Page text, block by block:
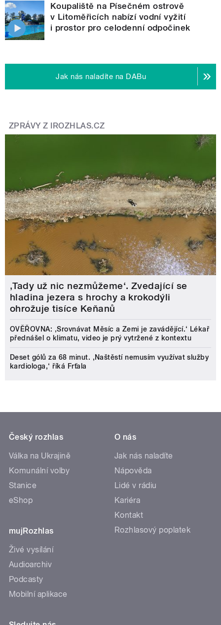
Koupaliště na Písečném ostrově
v Litoměřicích nabízí vodní vyžití
i prostor pro celodenní odpočinek
Jak nás naladíte na DABu
ZPRÁVY Z IROZHLAS.CZ
‚Tady už nic nezmůžeme‘. Zvedající se
hladina jezera s hrochy a krokodýli
ohrožuje tisíce Keňanů
OVĚŘOVNA: ‚Srovnávat Měsíc a Zemi je zavádějící.‘ Lékař
přednášel o klimatu, video je prý vytržené z kontextu
Deset gólů za 68 minut. ,Naštěstí nemusím využívat služby
kardiologa,‘ říká Frťala
Český rozhlas
Válka na Ukrajině
Komunální volby
Stanice
eShop
mujRozhlas
Živé vysílání
Audioarchiv
Podcasty
Mobilní aplikace
O nás
Jak nás naladíte
Nápověda
Lidé v rádiu
Kariéra
Kontakt
Rozhlasový poplatek